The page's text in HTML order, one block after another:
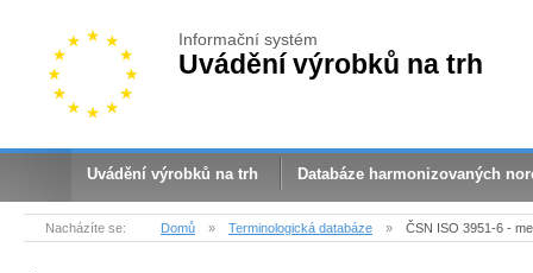
Informační systém
Uvádění výrobků na trh
Uvádění výrobků na trh Databáze harmonizovaných
Nacházíte se: Domů » Terminologická databáze » ČSN ISO 3951-6 -